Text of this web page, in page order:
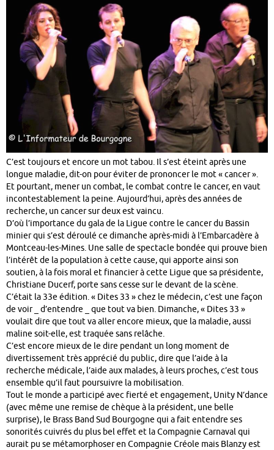
C’est toujours et encore un mot tabou. Il s’est éteint après une
longue maladie, dit-on pour éviter de prononcer le mot « cancer ».
Et pourtant, mener un combat, le combat contre le cancer, en vaut
incontestablement la peine. Aujourd’hui, après des années de
recherche, un cancer sur deux est vaincu.
D’où l’importance du gala de la Ligue contre le cancer du Bassin
minier qui s’est déroulé ce dimanche après-midi à l’Embarcadère à
Montceau-les-Mines. Une salle de spectacle bondée qui prouve bien
l’intérêt de la population à cette cause, qui apporte ainsi son
soutien, à la fois moral et financier à cette Ligue que sa présidente,
Christiane Ducerf, porte sans cesse sur le devant de la scène.
C’était la 33e édition. « Dites 33 » chez le médecin, c’est une façon
de voir _ d’entendre _ que tout va bien. Dimanche, « Dites 33 »
voulait dire que tout va aller encore mieux, que la maladie, aussi
maline soit-elle, est traquée sans relâche.
C’est encore mieux de le dire pendant un long moment de
divertissement très apprécié du public, dire que l’aide à la
recherche médicale, l’aide aux malades, à leurs proches, c’est tous
ensemble qu’il faut poursuivre la mobilisation.
Tout le monde a participé avec fierté et engagement, Unity N’dance
(avec même une remise de chèque à la président, une belle
surprise), le Brass Band Sud Bourgogne qui a fait entendre ses
sonorités cuivrés du plus bel effet et la Compagnie Carnaval qui
aurait pu se métamorphoser en Compagnie Créole mais Blanzy est